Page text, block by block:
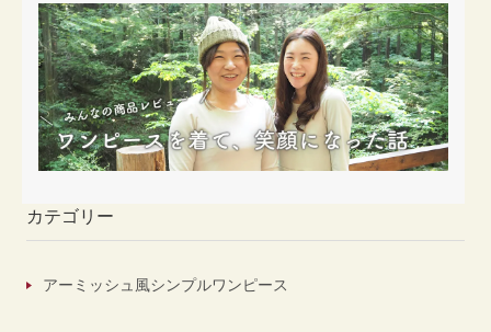
カテゴリー
アーミッシュ風シンプルワンピース